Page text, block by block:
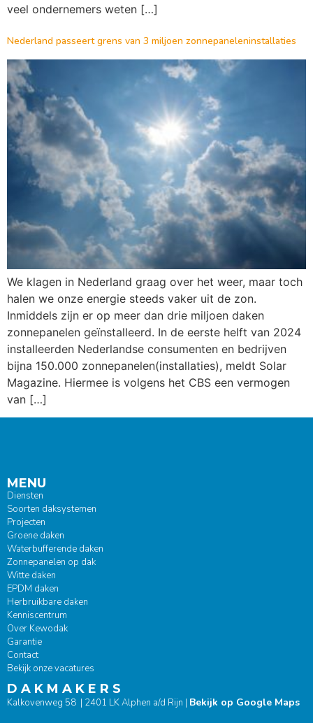
veel ondernemers weten […]
Nederland passeert grens van 3 miljoen zonnepaneleninstallaties
We klagen in Nederland graag over het weer, maar toch
halen we onze energie steeds vaker uit de zon.
Inmiddels zijn er op meer dan drie miljoen daken
zonnepanelen geïnstalleerd. In de eerste helft van 2024
installeerden Nederlandse consumenten en bedrijven
bijna 150.000 zonnepanelen(installaties), meldt Solar
Magazine. Hiermee is volgens het CBS een vermogen
van […]
MENU
Diensten
Soorten daksystemen
Projecten
Groene daken
Waterbufferende daken
Zonnepanelen op dak
Witte daken
EPDM daken
Herbruikbare daken
Kenniscentrum
Over Kewodak
Garantie
Contact
Bekijk onze vacatures
D A K M A K E R S
Kalkovenweg 58 | 2401 LK Alphen a/d Rijn | Bekijk op Google Maps